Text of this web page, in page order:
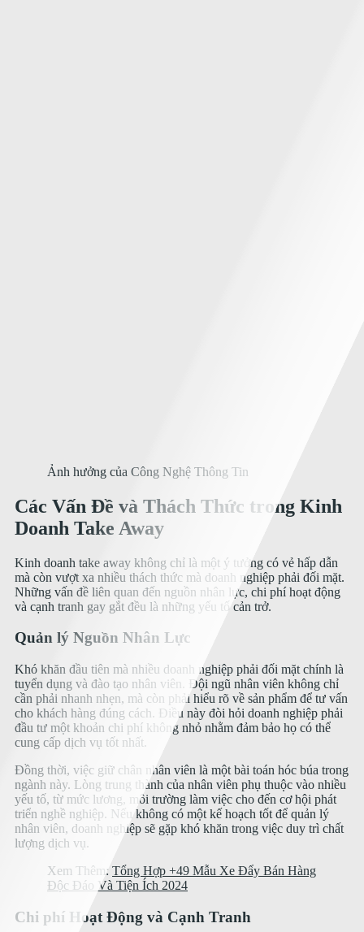
Ảnh hưởng của Công Nghệ Thông Tin
Các Vấn Đề và Thách Thức trong Kinh
Doanh Take Away
Kinh doanh take away không chỉ là một ý tưởng có vẻ hấp dẫn
mà còn vượt xa nhiều thách thức mà doanh nghiệp phải đối mặt.
Những vấn đề liên quan đến nguồn nhân lực, chi phí hoạt động
và cạnh tranh gay gắt đều là những yếu tố cản trở.
Quản lý Nguồn Nhân Lực
Khó khăn đầu tiên mà nhiều doanh nghiệp phải đối mặt chính là
tuyển dụng và đào tạo nhân viên. Đội ngũ nhân viên không chỉ
cần phải nhanh nhẹn, mà còn phải hiểu rõ về sản phẩm để tư vấn
cho khách hàng đúng cách. Điều này đòi hỏi doanh nghiệp phải
đầu tư một khoản chi phí không nhỏ nhằm đảm bảo họ có thể
cung cấp dịch vụ tốt nhất.
Đồng thời, việc giữ chân nhân viên là một bài toán hóc búa trong
ngành này. Lòng trung thành của nhân viên phụ thuộc vào nhiều
yếu tố, từ mức lương, môi trường làm việc cho đến cơ hội phát
triển nghề nghiệp. Nếu không có một kế hoạch tốt để quản lý
nhân viên, doanh nghiệp sẽ gặp khó khăn trong việc duy trì chất
lượng dịch vụ.
Xem Thêm: Tổng Hợp +49 Mẫu Xe Đẩy Bán Hàng
Độc Đáo Và Tiện Ích 2024
Chi phí Hoạt Động và Cạnh Tranh